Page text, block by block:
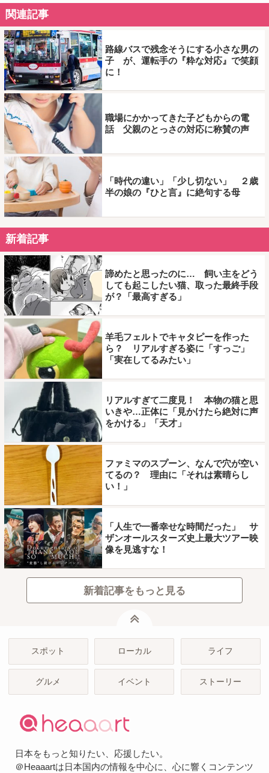
関連記事
路線バスで残念そうにする小さな男の
子 が、運転手の『粋な対応』で笑顔
に！
職場にかかってきた子どもからの電
話 父親のとっさの対応に称賛の声
「時代の違い」「少し切ない」 ２歳
半の娘の『ひと言』に絶句する母
新着記事
諦めたと思ったのに… 飼い主をどう
しても起こしたい猫、取った最終手段
が？「最高すぎる」
羊毛フェルトでキャタピーを作った
ら？ リアルすぎる姿に「すっご」
「実在してるみたい」
リアルすぎて二度見！ 本物の猫と思
いきや…正体に「見かけたら絶対に声
をかける」「天才」
ファミマのスプーン、なんで穴が空い
てるの？ 理由に「それは素晴らし
い！」
「人生で一番幸せな時間だった」 サ
ザンオールスターズ史上最大ツアー映
像を見逃すな！
新着記事をもっと見る
スポット ローカル ライフ
グルメ イベント ストーリー
日本をもっと知りたい、応援したい。
＠Heaaartは日本国内の情報を中心に、心に響くコンテンツ